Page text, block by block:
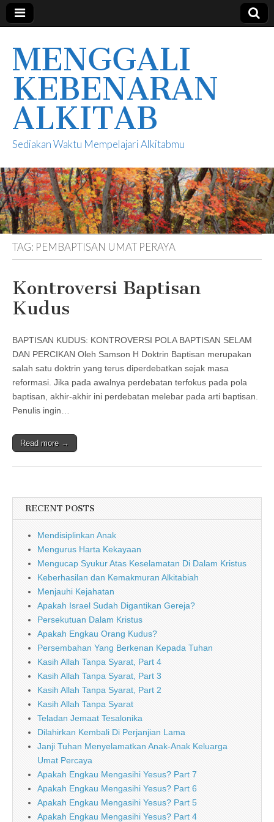
MENGGALI
KEBENARAN
ALKITAB
Sediakan Waktu Mempelajari Alkitabmu
TAG: PEMBAPTISAN UMAT PERAYA
Kontroversi Baptisan
Kudus
BAPTISAN KUDUS: KONTROVERSI POLA BAPTISAN SELAM
DAN PERCIKAN Oleh Samson H Doktrin Baptisan merupakan
salah satu doktrin yang terus diperdebatkan sejak masa
reformasi. Jika pada awalnya perdebatan terfokus pada pola
baptisan, akhir-akhir ini perdebatan melebar pada arti baptisan.
Penulis ingin…
Read more →
RECENT POSTS
Mendisiplinkan Anak
Mengurus Harta Kekayaan
Mengucap Syukur Atas Keselamatan Di Dalam Kristus
Keberhasilan dan Kemakmuran Alkitabiah
Menjauhi Kejahatan
Apakah Israel Sudah Digantikan Gereja?
Persekutuan Dalam Kristus
Apakah Engkau Orang Kudus?
Persembahan Yang Berkenan Kepada Tuhan
Kasih Allah Tanpa Syarat, Part 4
Kasih Allah Tanpa Syarat, Part 3
Kasih Allah Tanpa Syarat, Part 2
Kasih Allah Tanpa Syarat
Teladan Jemaat Tesalonika
Dilahirkan Kembali Di Perjanjian Lama
Janji Tuhan Menyelamatkan Anak-Anak Keluarga
Umat Percaya
Apakah Engkau Mengasihi Yesus? Part 7
Apakah Engkau Mengasihi Yesus? Part 6
Apakah Engkau Mengasihi Yesus? Part 5
Apakah Engkau Mengasihi Yesus? Part 4